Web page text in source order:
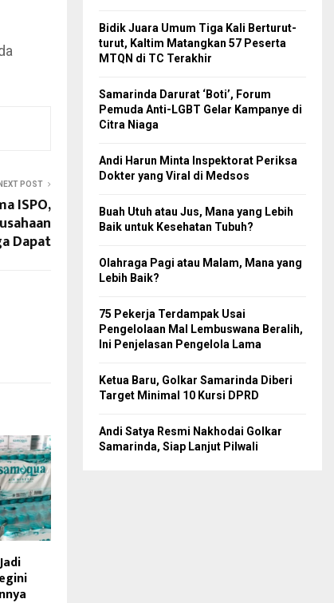
NEXT POST
ISPO,
Dapat
Bidik Juara Umum Tiga Kali Berturut-
turut, Kaltim Matangkan 57 Peserta
MTQN di TC Terakhir
Samarinda Darurat ‘Boti’, Forum
Pemuda Anti-LGBT Gelar Kampanye di
Citra Niaga
Andi Harun Minta Inspektorat Periksa
Dokter yang Viral di Medsos
Buah Utuh atau Jus, Mana yang Lebih
Baik untuk Kesehatan Tubuh?
Olahraga Pagi atau Malam, Mana yang
Lebih Baik?
75 Pekerja Terdampak Usai
Pengelolaan Mal Lembuswana Beralih,
Ini Penjelasan Pengelola Lama
Ketua Baru, Golkar Samarinda Diberi
Target Minimal 10 Kursi DPRD
Andi Satya Resmi Nakhodai Golkar
Samarinda, Siap Lanjut Pilwali